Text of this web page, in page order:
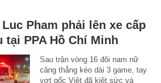
Pham phải lên xe cấp
PPA Hồ Chí Minh
Sau trận vòng 16 đôi nam nữ
căng thẳng kéo dài 3 game, tay
vợt gốc Việt đã kiệt sức và